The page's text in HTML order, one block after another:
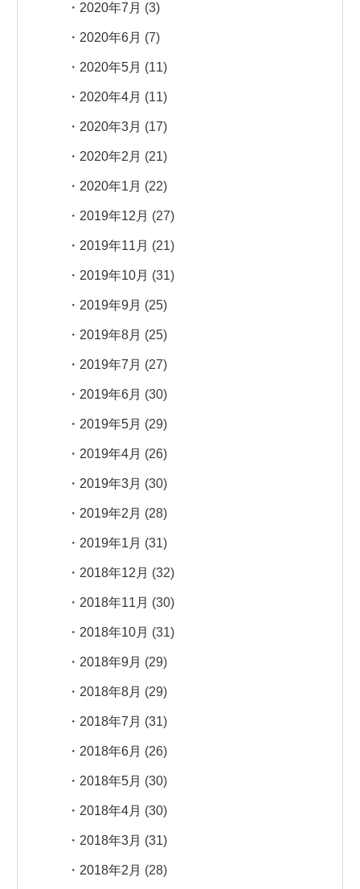
2020年7月 (3)
2020年6月 (7)
2020年5月 (11)
2020年4月 (11)
2020年3月 (17)
2020年2月 (21)
2020年1月 (22)
2019年12月 (27)
2019年11月 (21)
2019年10月 (31)
2019年9月 (25)
2019年8月 (25)
2019年7月 (27)
2019年6月 (30)
2019年5月 (29)
2019年4月 (26)
2019年3月 (30)
2019年2月 (28)
2019年1月 (31)
2018年12月 (32)
2018年11月 (30)
2018年10月 (31)
2018年9月 (29)
2018年8月 (29)
2018年7月 (31)
2018年6月 (26)
2018年5月 (30)
2018年4月 (30)
2018年3月 (31)
2018年2月 (28)